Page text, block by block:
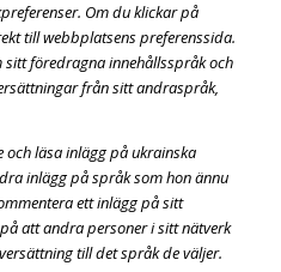
Om du klickar på
till webbplatsens preferenssida.
föredragna innehållsspråk och
från sitt andraspråk,
läsa inlägg på ukrainska
inlägg på språk som hon ännu
ett inlägg på sitt
att andra personer i sitt nätverk
till det språk de väljer.